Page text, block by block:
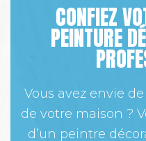
CONFIEZ
PEINTURE
Vous avez envie
de votre maison ?
d’un peintre